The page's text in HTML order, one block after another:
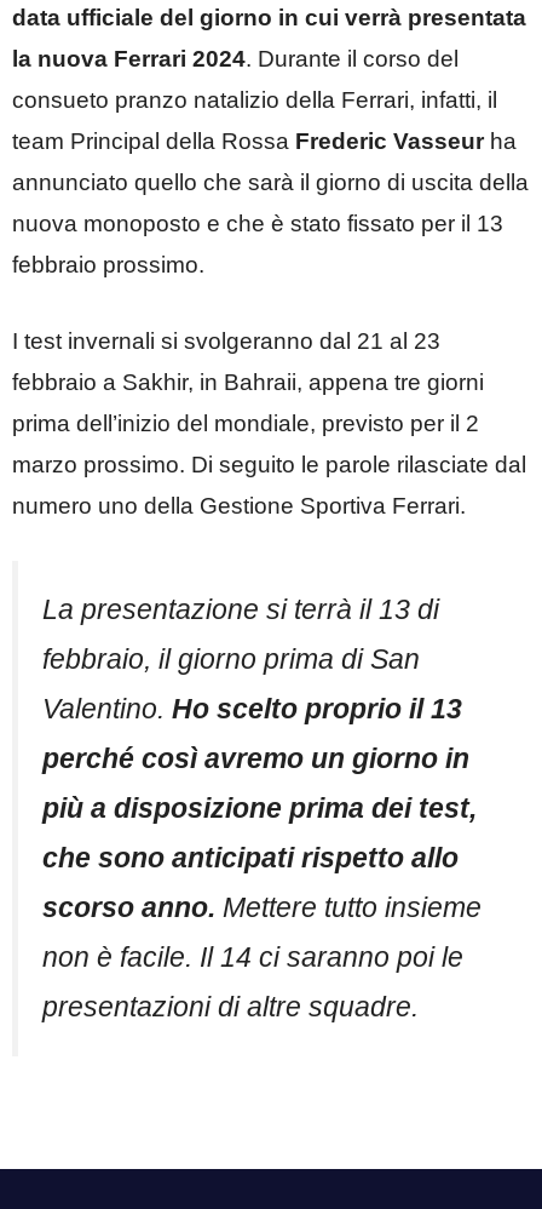
data ufficiale del giorno in cui verrà presentata
la nuova Ferrari 2024. Durante il corso del
consueto pranzo natalizio della Ferrari, infatti, il
team Principal della Rossa Frederic Vasseur ha
annunciato quello che sarà il giorno di uscita della
nuova monoposto e che è stato fissato per il 13
febbraio prossimo.
I test invernali si svolgeranno dal 21 al 23
febbraio a Sakhir, in Bahraii, appena tre giorni
prima dell’inizio del mondiale, previsto per il 2
marzo prossimo. Di seguito le parole rilasciate dal
numero uno della Gestione Sportiva Ferrari.
La presentazione si terrà il 13 di
febbraio, il giorno prima di San
Valentino. Ho scelto proprio il 13
perché così avremo un giorno in
più a disposizione prima dei test,
che sono anticipati rispetto allo
scorso anno. Mettere tutto insieme
non è facile. Il 14 ci saranno poi le
presentazioni di altre squadre.